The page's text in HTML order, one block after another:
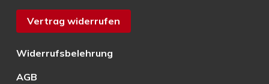
Vertrag widerrufen
Widerrufsbelehrung
AGB